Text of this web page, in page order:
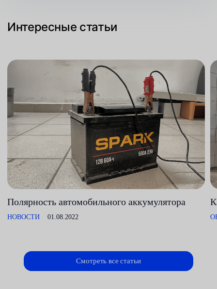
Интересные статьи
Полярность автомобильного аккумулятора
НОВОСТИ 01.08.2022
Смотреть все статьи